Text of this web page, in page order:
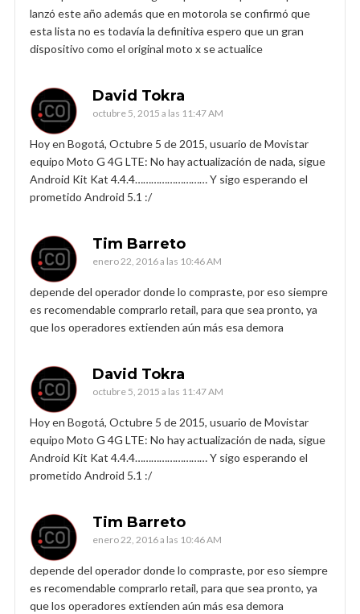
lanzó este año además que en motorola se confirmó que
esta lista no es todavía la definitiva espero que un gran
dispositivo como el original moto x se actualice
David Tokra
octubre 5, 2015 a las 11:47 AM
Hoy en Bogotá, Octubre 5 de 2015, usuario de Movistar
equipo Moto G 4G LTE: No hay actualización de nada, sigue
Android Kit Kat 4.4.4……………………… Y sigo esperando el
prometido Android 5.1 :/
Tim Barreto
enero 22, 2016 a las 10:46 AM
depende del operador donde lo compraste, por eso siempre
es recomendable comprarlo retail, para que sea pronto, ya
que los operadores extienden aún más esa demora
David Tokra
octubre 5, 2015 a las 11:47 AM
Hoy en Bogotá, Octubre 5 de 2015, usuario de Movistar
equipo Moto G 4G LTE: No hay actualización de nada, sigue
Android Kit Kat 4.4.4……………………… Y sigo esperando el
prometido Android 5.1 :/
Tim Barreto
enero 22, 2016 a las 10:46 AM
depende del operador donde lo compraste, por eso siempre
es recomendable comprarlo retail, para que sea pronto, ya
que los operadores extienden aún más esa demora